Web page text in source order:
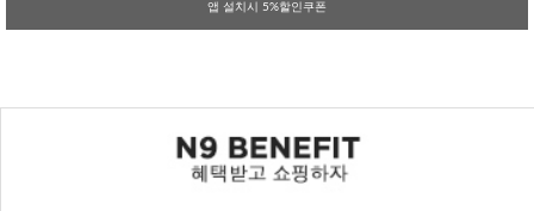
앱 설치시 5%할인쿠폰